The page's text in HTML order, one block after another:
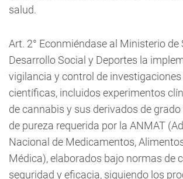
salud.
Art. 2° Econmiéndase al Ministerio de
Desarrollo Social y Deportes la
vigilancia y control de
científicas, incluidos experimentos
de cannabis y sus derivados de
de pureza requerida por la ANMAT
Nacional de Medicamentos,
Médica), elaborados bajo normas de
seguridad y eficacia, siguiendo los